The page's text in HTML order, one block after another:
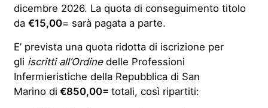
dicembre 2026. La quota di conseguimento titolo
da €15,00= sarà pagata a parte.
E’ prevista una quota ridotta di iscrizione per
gli iscritti all’Ordinedelle Professioni
Infermieristiche della Repubblica di San
Marino di €850,00= totali, così ripartiti: